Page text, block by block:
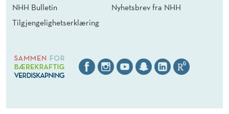
NHH Bulletin
Tilgjengelighetserklæring
Nyhetsbrev fra NHH